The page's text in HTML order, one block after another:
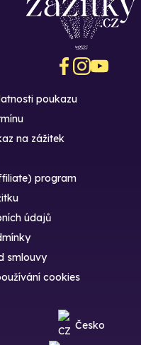
poukazu
na zážitek
program
údajů
smlouvy
cookies
Česko